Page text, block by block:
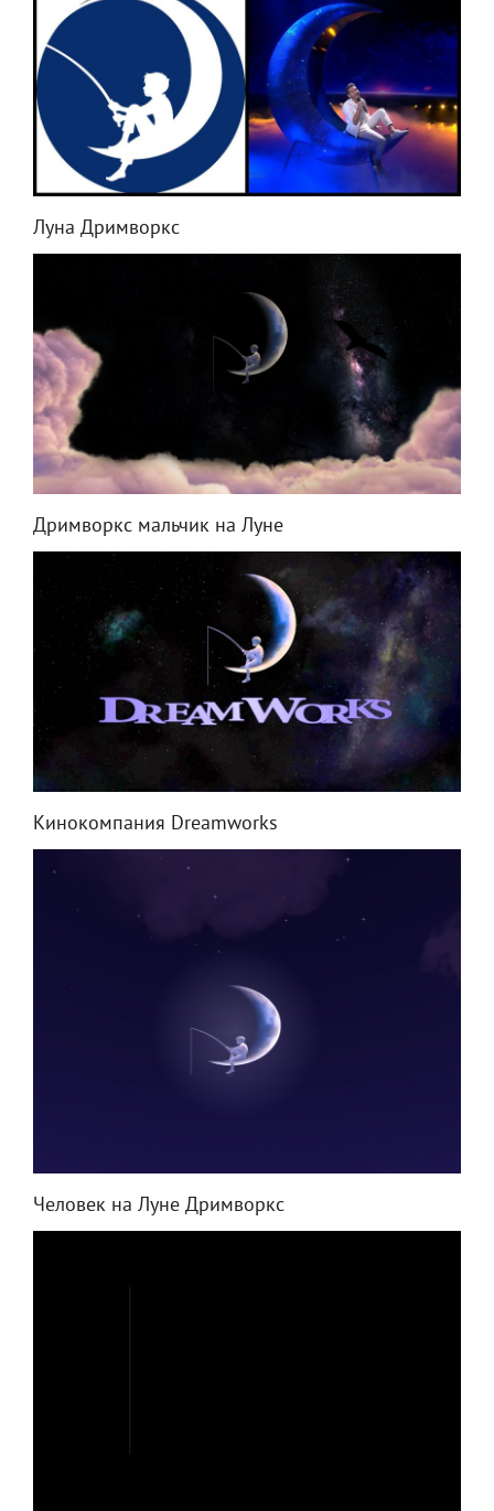
Луна Дримворкс
Дримворкс мальчик на Луне
Кинокомпания Dreamworks
Человек на Луне Дримворкс